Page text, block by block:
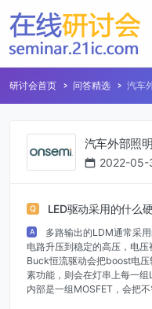
研讨会首页 问答精选 汽车
汽车外部照
2022-05-
Q LED驱动采用的什么
A
多路输出的LDM通常采
电路升压到稳定的高压，电
Buck恒流驱动会把boost电压
素功能，则会在灯串上每一
内部是一组MOSFET，会把不